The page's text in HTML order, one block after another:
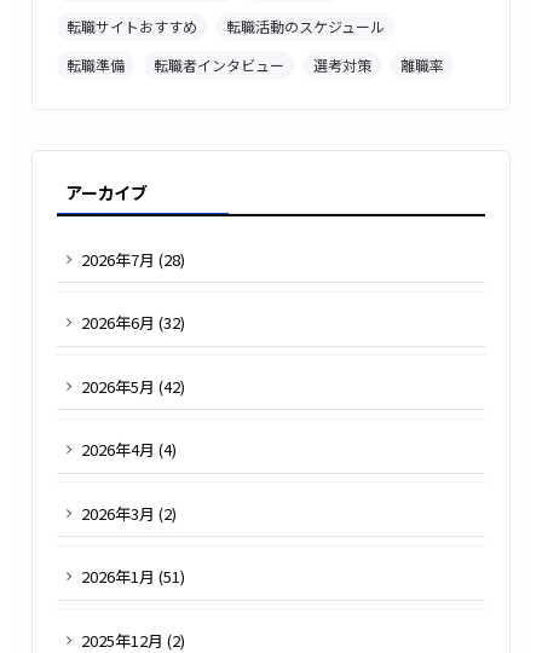
転職サイトおすすめ
転職活動のスケジュール
転職準備
転職者インタビュー 選考対策 離職率
アーカイブ
2026年7月 (28)
2026年6月 (32)
2026年5月 (42)
2026年4月 (4)
2026年3月 (2)
2026年1月 (51)
2025年12月 (2)